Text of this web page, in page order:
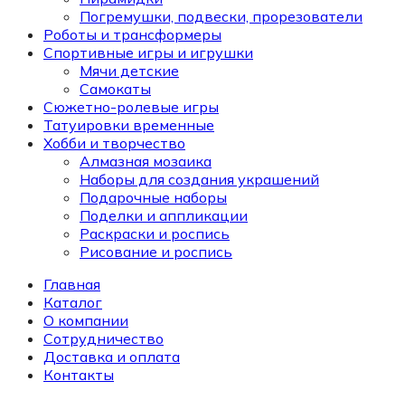
Погремушки, подвески, прорезователи
Роботы и трансформеры
Спортивные игры и игрушки
Мячи детские
Самокаты
Сюжетно-ролевые игры
Татуировки временные
Хобби и творчество
Алмазная мозаика
Наборы для создания украшений
Подарочные наборы
Поделки и аппликации
Раскраски и роспись
Рисование и роспись
Главная
Каталог
О компании
Сотрудничество
Доставка и оплата
Контакты